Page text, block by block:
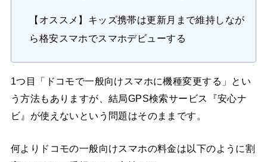
【オススメ】キッズ携帯は更新月まで維持しなが
ら格安スマホでスマホデビューする
1つ目「ドコモで一般向けスマホに機種変更する」とい
う方法もありますが、結局GPS検索サービス『安心ナ
ビ』が使えないという問題はそのままです。
何よりドコモの一般向けスマホの料金は以下のように割